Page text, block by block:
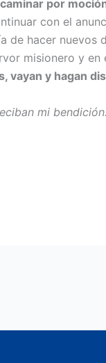
por
con el
de hacer nuevos
mi­sionero y
vayan y hagan
mi bendición.